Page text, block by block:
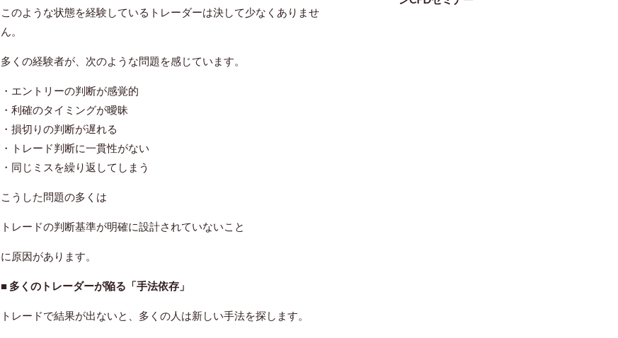
このような状態を経験しているトレーダーは決して少なくありませ
ん。
多くの経験者が、次のような問題を感じています。
・エントリーの判断が感覚的
・利確のタイミングが曖昧
・損切りの判断が遅れる
・トレード判断に一貫性がない
・同じミスを繰り返してしまう
こうした問題の多くは
トレードの判断基準が明確に設計されていないこと
に原因があります。
■ 多くのトレーダーが陥る「手法依存」
トレードで結果が出ないと、多くの人は新しい手法を探します。